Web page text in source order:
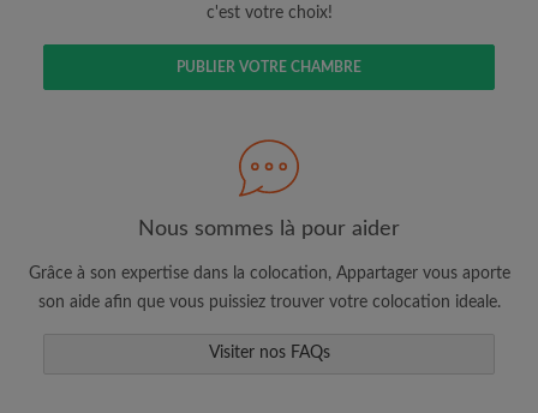
Je souhaite recevoir des offres exclusives et des mises à
jour du compte par e-mail
Faites une recherche selon ce qui vous
semble important
Consultez les chambres et les profils des
Sauvegardez vos recherches
c'est votre choix!
PUBLIER VOTRE CHAMBRE
Nous sommes là pour aider
Grâce à son expertise dans la colocation, Appartager vous aporte
son aide afin que vous puissiez trouver votre colocation ideale.
Visiter nos FAQs